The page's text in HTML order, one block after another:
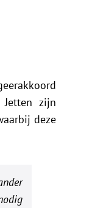
zijn
deze